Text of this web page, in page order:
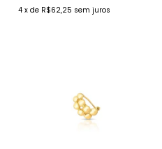
4 x de R$62,25 sem juros